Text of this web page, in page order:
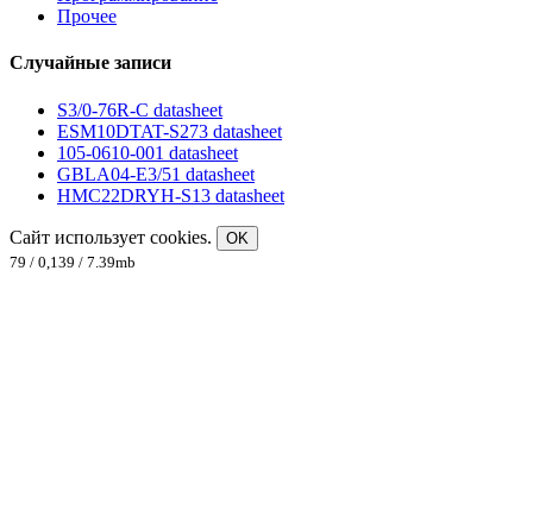
Прочее
Случайные записи
S3/0-76R-C datasheet
ESM10DTAT-S273 datasheet
105-0610-001 datasheet
GBLA04-E3/51 datasheet
HMC22DRYH-S13 datasheet
Сайт использует cookies.
OK
79 / 0,139 / 7.39mb